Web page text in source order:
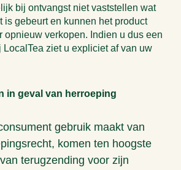
bij ontvangst niet vaststellen wat
is gebeurt en kunnen het product
opnieuw verkopen. Indien u dus een
LocalTea ziet u expliciet af van uw
in geval van herroeping
gebruik maakt van
komen ten hoogste
terugzending voor zijn